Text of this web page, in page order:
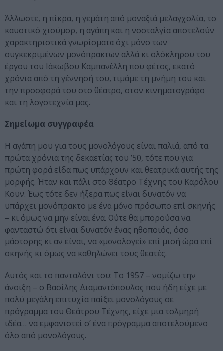
Άλλωστε, η πίκρα, η γεμάτη από μοναξιά μελαγχολία, το
καυστικό χιούμορ, η αγάπη και η νοσταλγία αποτελούν
χαρακτηριστικά γνωρίσματα όχι μόνο των
συγκεκριμένων μονόπρακτων αλλά κι ολόκληρου του
έργου του Ιάκωβου Καμπανέλλη που φέτος, εκατό
χρόνια από τη γέννησή του, τιμάμε τη μνήμη του και
την προσφορά του στο θέατρο, στον κινηματογράφο
και τη λογοτεχνία μας.
Σημείωμα συγγραφέα
Η αγάπη μου για τους μονολόγους είναι παλιά, από τα
πρώτα χρόνια της δεκαετίας του ’50, τότε που για
πρώτη φορά είδα πως υπάρχουν και θεατρικά αυτής της
μορφής. Ήταν και πάλι στο Θέατρο Τέχνης του Καρόλου
Κουν. Έως τότε δεν ήξερα πως είναι δυνατόν να
υπάρχει μονόπρακτο με ένα μόνο πρόσωπο επί σκηνής
– κι όμως να μην είναι ένα. Ούτε θα μπορούσα να
φανταστώ ότι είναι δυνατόν ένας ηθοποιός, όσο
μάστορης κι αν είναι, να «μονολογεί» επί μισή ώρα επί
σκηνής κι όμως να καθηλώνει τους θεατές.
Αυτός και το πανταλόνι του: Το 1957 – νομίζω την
άνοιξη – ο Βασίλης Διαμαντόπουλος που ήδη είχε με
πολύ μεγάλη επιτυχία παίξει μονολόγους σε
πρόγραμμα του Θεάτρου Τέχνης, είχε μια τολμηρή
ιδέα… να εμφανιστεί σ’ ένα πρόγραμμα αποτελούμενο
όλο από μονολόγους.